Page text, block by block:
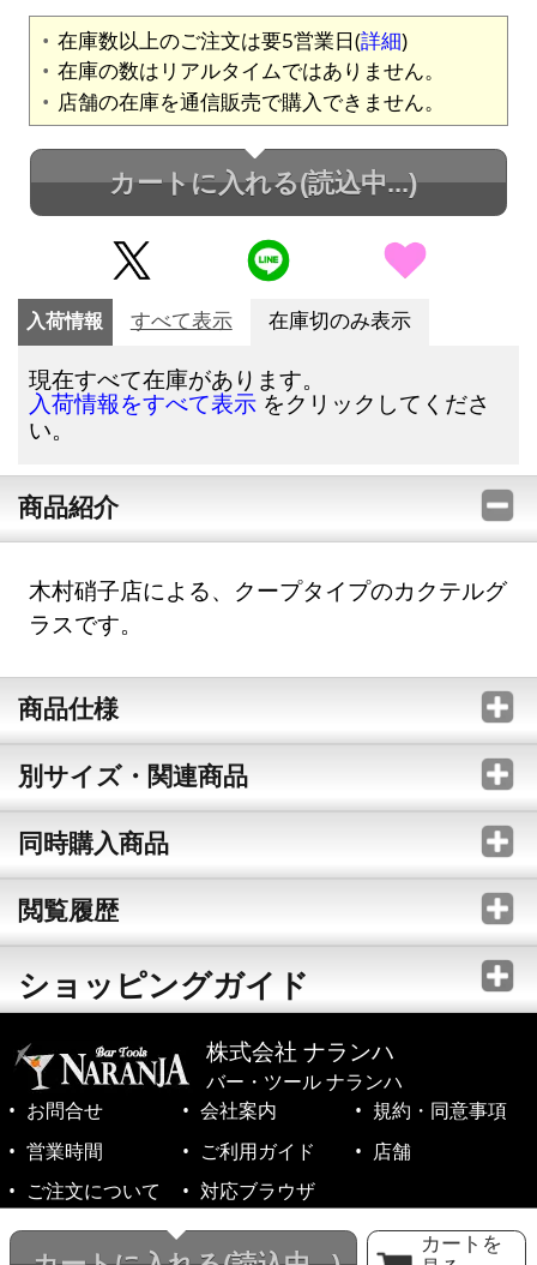
在庫数以上のご注文は要5営業日(詳細)
在庫の数はリアルタイムではありません。
店舗の在庫を通信販売で購入できません。
カートに入れる(読込中...)
カートを
入荷情報 すべて表示 在庫切のみ表示
現在すべて在庫があります。
入荷情報をすべて表示 をクリックしてくださ
い。
商品紹介
木村硝子店による、クープタイプのカクテルグ
ラスです。
商品仕様
別サイズ・関連商品
同時購入商品
閲覧履歴
ショッピングガイド
株式会社 ナランハ
バー・ツール ナランハ
お問合せ
会社案内
規約・同意事項
営業時間
ご利用ガイド
店舗
ご注文について
対応ブラウザ
©1999-2026 NARANJA Inc. All Rights Reserved.